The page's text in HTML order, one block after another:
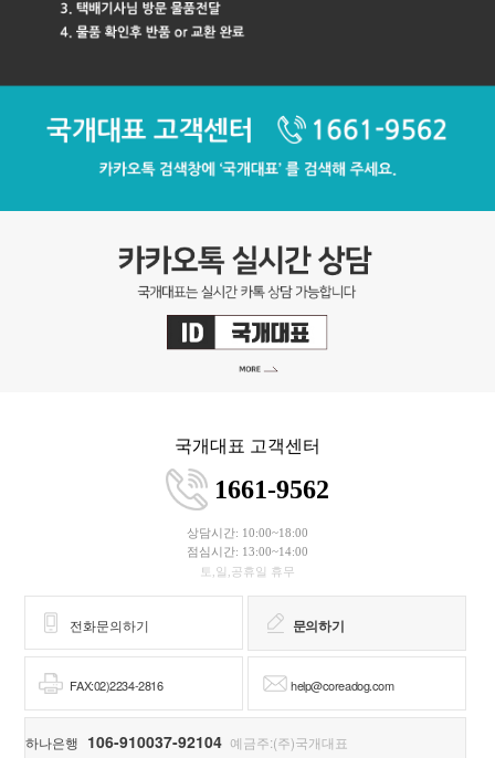
국개대표 고객센터
1661-9562
상담시간: 10:00~18:00
점심시간: 13:00~14:00
토,일,공휴일 휴무
전화문의하기 문의하기
FAX:02)2234-2816 help@coreadog.com
하나은행 106-910037-92104 예금주:(주)국개대표